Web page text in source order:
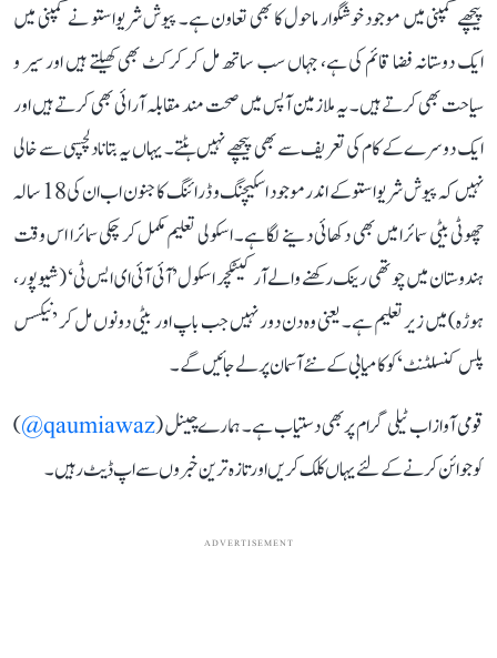
پیچھے کمپنی میں موجود خوشگوار ماحول کا بھی تعاون ہے۔ پیوش شریواستو نے کمپنی میں
ایک دوستانہ فضا قائم کی ہے، جہاں سب ساتھ مل کر کرکٹ بھی کھیلتے ہیں اور سیر و
سیاحت بھی کرتے ہیں۔ یہ ملازمین آپس میں صحت مند مقابلہ آرائی بھی کرتے ہیں اور
ایک دوسرے کے کام کی تعریف سے بھی پیچھے نہیں ہٹتے۔ یہاں یہ بتانا دلچسپی سے خالی
نہیں کہ پیوش شریواستو کے اندر موجود اسکیچنگ و ڈرائنگ کا جنون اب ان کی 18 سالہ
چھوٹی بیٹی سمائرا میں بھی دکھائی دینے لگا ہے۔ اسکولی تعلیم مکمل کر چکی سمائرا اس وقت
ہندوستان میں چوتھی رینک رکھنے والے آرکیٹکچر اسکول ’آئی آئی ای ایس ٹی‘ (شیوپور،
ہوڑہ) میں زیر تعلیم ہے۔ یعنی وہ دن دور نہیں جب باپ اور بیٹی دونوں مل کر ’نیکسس
پلس کنسلٹنٹ‘ کو کامیابی کے نئے آسمان پر لے جائیں گے۔
قومی آواز اب ٹیلی گرام پر بھی دستیاب ہے۔ ہمارے چینل (qaumiawaz@
)
کو جوائن کرنے کے لئے یہاں کلک کریں اور تازہ ترین خبروں سے اپ ڈیٹ رہیں۔
ADVERTISEMENT